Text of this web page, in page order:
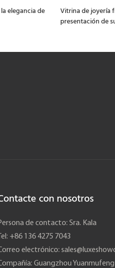
elegancia de
Vitrina de joyería
presentación de
con nosotros
de contacto: Sra. Kala
+86 136 4275 7043
electrónico:
Guangzhou